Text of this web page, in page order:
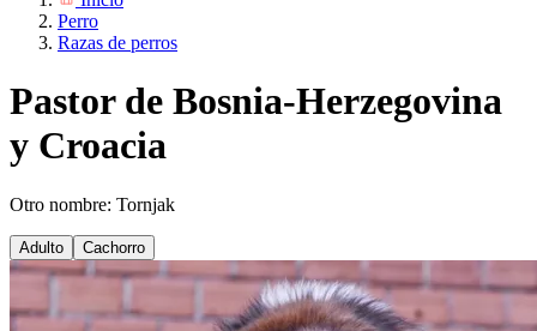
Perro
Razas de perros
Pastor de Bosnia-Herzegovina
y Croacia
Otro nombre: Tornjak
Adulto Cachorro